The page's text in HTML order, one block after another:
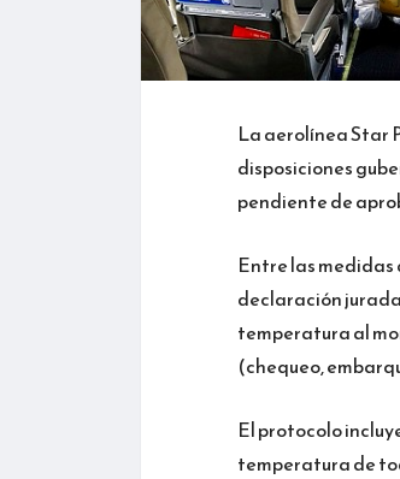
La aerolínea Star
disposiciones
pendiente de
Entre las
declaración
temperatura al
(chequeo,
El protocolo
temperatura de